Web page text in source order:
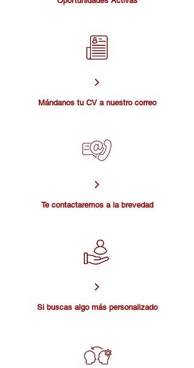
​Mándanos tu CV a nuestro correo
Te contactaremos a la brevedad
Si buscas algo más personalizado